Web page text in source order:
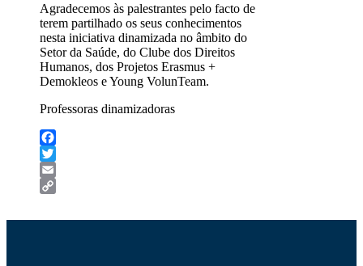
Agradecemos às palestrantes pelo facto de
terem partilhado os seus conhecimentos
nesta iniciativa dinamizada no âmbito do
Setor da Saúde, do Clube dos Direitos
Humanos, dos Projetos Erasmus +
Demokleos e Young VolunTeam.
Professoras dinamizadoras
Facebook
Twitter
Email
Link